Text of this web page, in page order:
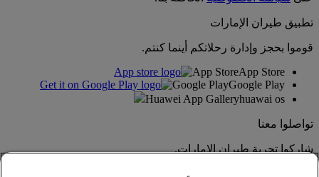
تطبيق طيران الإمارات
قوموا بحجز وإدارة رحلاتكم أينما كنتم.
App StoreApp Store
Google PlayGoogle Play
Huawei App Galleryhuawai os
تواصلوا معنا
شاركوا تجربة طيران الإمارات.